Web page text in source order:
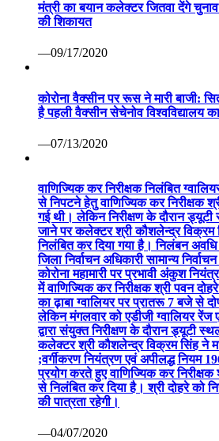
मंत्री का बयान कलेक्टर जितवा देंगे
की शिकायत
—09/17/2020
कोरोना वैक्सीन पर रूस ने मारी बाजी:
है पहली वैक्सीन सेचेनोव विश्वविद्यालय
—07/13/2020
वाणिज्यिक कर निरीक्षक निलंबित
से निपटने हेतु वाणिज्यिक कर निरीक्षक
गई थी। लेकिन निरीक्षण के दौरान
जाने पर कलेक्टर श्री कौशलेन्द्र विक्रम
निलंबित कर दिया गया है। निलंबन
जिला निर्वाचन अधिकारी सामान्य
कोरोना महामारी पर प्रभावी अंकुश
में वाणिज्यिक कर निरीक्षक श्री पवन
का ढ़ाबा ग्वालियर पर प्रातरू 7 बजे से
लेकिन मंगलवार को एडीजी ग्वालियर रेंज
द्वारा संयुक्त निरीक्षण के दौरान ड्यूटी
कलेक्टर श्री कौशलेन्द्र विक्रम सिंह ने
;वर्गीकरण नियंत्रण एवं अपीलद्ध नियम
प्रयोग करते हुए वाणिज्यिक कर निरीक्षक
से निलंबित कर दिया है। श्री दोहरे को
की पात्रता रहेगी।
—04/07/2020